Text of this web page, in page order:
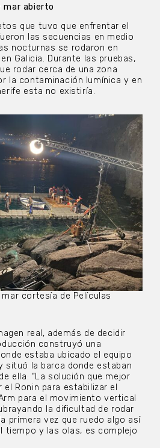
mar abierto
que tuvo que enfrentar el
las secuencias en medio
nocturnas se rodaron en
Galicia. Durante las pruebas,
rodar cerca de una zona
la contaminación lumínica y en
esta no existiría.
cortesía de Películas
real, además de decidir
construyó una
estaba ubicado el equipo
situó la barca donde estaban
ella: “La solución que mejor
Ronin para estabilizar el
para el movimiento vertical
la dificultad de rodar
primera vez que ruedo algo así
tiempo y las olas, es complejo